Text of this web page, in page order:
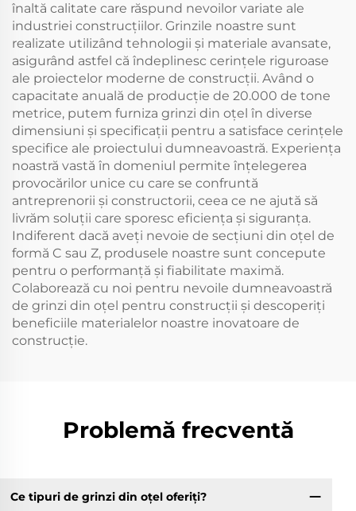
înaltă calitate care răspund nevoilor variate ale
industriei construcțiilor. Grinzile noastre sunt
realizate utilizând tehnologii și materiale avansate,
asigurând astfel că îndeplinesc cerințele riguroase
ale proiectelor moderne de construcții. Având o
capacitate anuală de producție de 20.000 de tone
metrice, putem furniza grinzi din oțel în diverse
dimensiuni și specificații pentru a satisface cerințele
specifice ale proiectului dumneavoastră. Experiența
noastră vastă în domeniul permite înțelegerea
provocărilor unice cu care se confruntă
antreprenorii și constructorii, ceea ce ne ajută să
livrăm soluții care sporesc eficiența și siguranța.
Indiferent dacă aveți nevoie de secțiuni din oțel de
formă C sau Z, produsele noastre sunt concepute
pentru o performanță și fiabilitate maximă.
Colaborează cu noi pentru nevoile dumneavoastră
de grinzi din oțel pentru construcții și descoperiți
beneficiile materialelor noastre inovatoare de
construcție.
Problemă frecventă
Ce tipuri de grinzi din oțel oferiți?